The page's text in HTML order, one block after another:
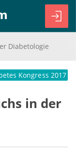
Diabetologie
Kongress 2017
in der